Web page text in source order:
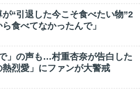
“引退した今こそ食べたい物”2
食べてなかったんで」
」の声も…村重杏奈が告白した
熱烈愛」にファンが大警戒